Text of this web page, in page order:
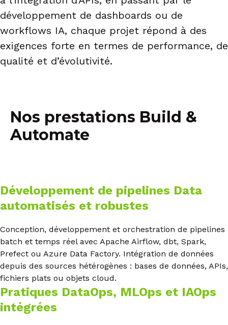
développement de dashboards ou de
workflows IA, chaque projet répond à des
exigences forte en termes de performance, de
qualité et d’évolutivité.
Nos prestations Build &
Automate
Développement de pipelines Data
automatisés et robustes
Conception, développement et orchestration de pipelines
batch et temps réel avec Apache Airflow, dbt, Spark,
Prefect ou Azure Data Factory. Intégration de données
depuis des sources hétérogènes : bases de données, APIs,
fichiers plats ou objets cloud.
Pratiques DataOps, MLOps et IAOps
intégrées